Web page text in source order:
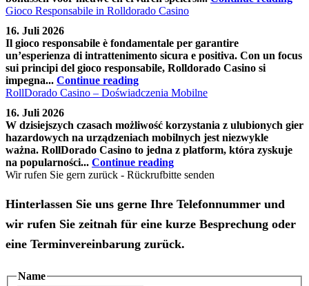
Gioco Responsabile in Rolldorado Casino
16. Juli 2026
Il gioco responsabile è fondamentale per garantire
un’esperienza di intrattenimento sicura e positiva. Con un focus
sui principi del gioco responsabile, Rolldorado Casino si
impegna... Continue reading
RollDorado Casino – Doświadczenia Mobilne
16. Juli 2026
W dzisiejszych czasach możliwość korzystania z ulubionych gier
hazardowych na urządzeniach mobilnych jest niezwykle
ważna. RollDorado Casino to jedna z platform, która zyskuje
na popularności... Continue reading
Wir rufen Sie gern zurück - Rückrufbitte senden
Hinterlassen Sie uns gerne Ihre Telefonnummer und
wir rufen Sie zeitnah für eine kurze Besprechung oder
eine Terminvereinbarung zurück.
Name